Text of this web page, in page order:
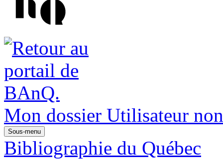
Mon dossier Utilisateur
Sous-menu
Bibliographie du Québec